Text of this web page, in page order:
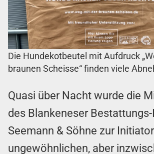
Die Hundekotbeutel mit Aufdruck
braunen Scheisse“ finden viele
Quasi über Nacht wurde die
des Blankeneser
Seemann & Söhne zur
ungewöhnlichen, aber